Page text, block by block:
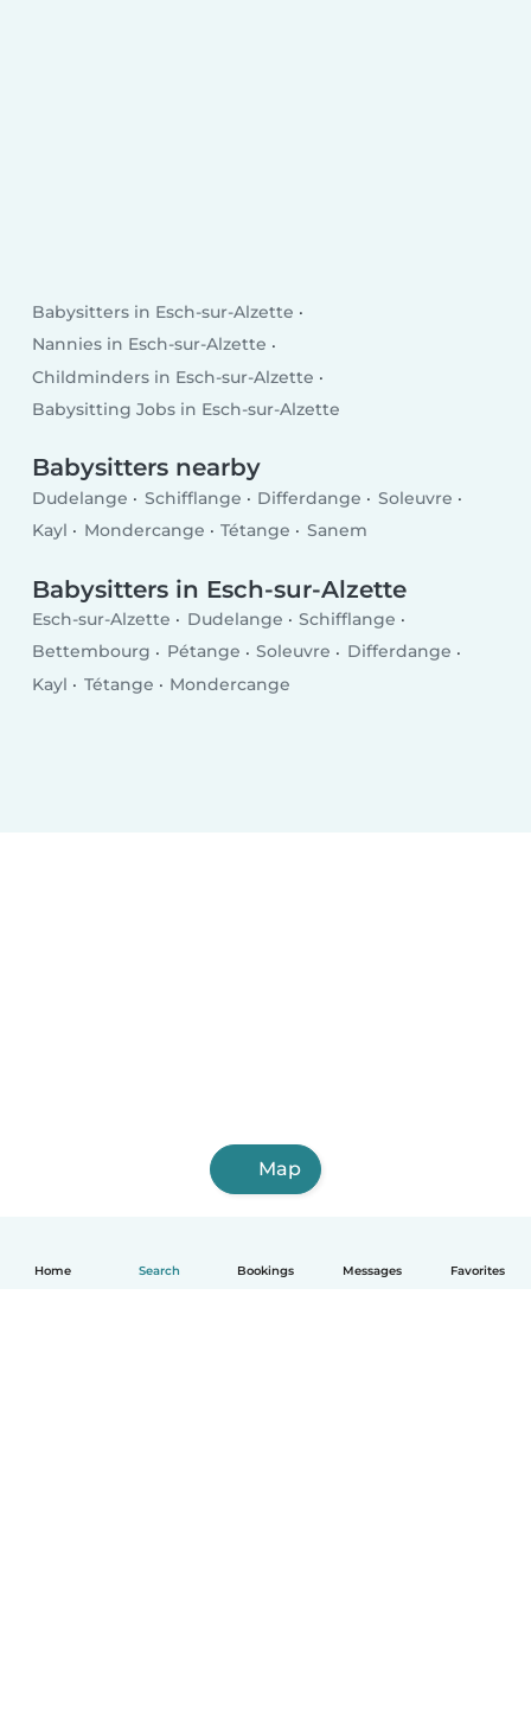
Home Search Bookings Messages Favorites
Babysitters in Esch-sur-Alzette
Nannies in Esch-sur-Alzette
Childminders in Esch-sur-Alzette
Babysitting Jobs in Esch-sur-Alzette
Babysitters nearby
Dudelange Schifflange Differdange
Soleuvre
Kayl
Mondercange Tétange Sanem
Babysitters in Esch-sur-Alzette
Esch-sur-Alzette Dudelange
Schifflange
Bettembourg
Pétange Soleuvre
Differdange
Kayl
Tétange Mondercange
Map